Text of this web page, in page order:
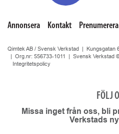
Annonsera Kontakt Prenumerera
Qimtek AB / Svensk Verkstad | Kungsgatan
| Org.nr: 556733-1011 | Svensk Verkstad
Integritetspolicy
FÖLJ
Missa inget från oss, bli
Verkstads